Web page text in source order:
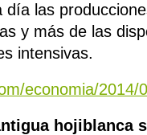
las
y más de las
intensivas.
economia/
hojiblanca